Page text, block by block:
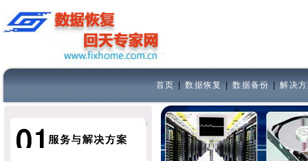
首页 |数据恢复 |数据备份 |解决